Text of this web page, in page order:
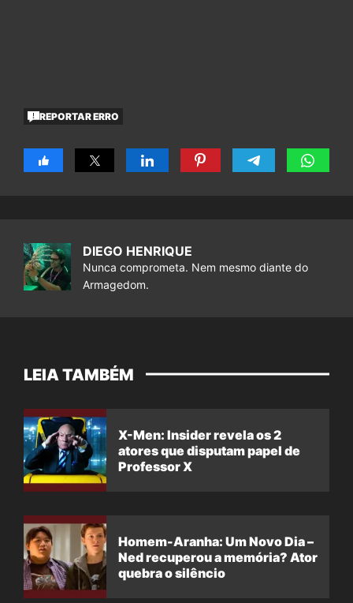
REPORTAR ERRO
DIEGO HENRIQUE
Nunca comprometa. Nem mesmo diante do
Armagedom.
LEIA TAMBÉM
X-Men: Insider revela os 2
atores que disputam papel de
Professor X
Homem-Aranha: Um Novo Dia –
Ned recuperou a memória? Ator
quebra o silêncio